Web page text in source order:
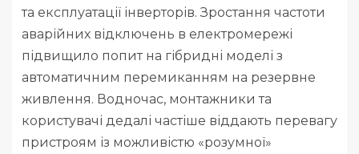
та експлуатації інверторів. Зростання частоти
аварійних відключень в електромережі
підвищило попит на гібридні моделі з
автоматичним перемиканням на резервне
живлення. Водночас, монтажники та
користувачі дедалі частіше віддають перевагу
пристроям із можливістю «розумної»